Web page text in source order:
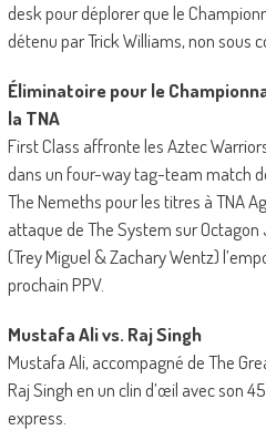
desk pour déplorer que le
détenu par Trick Williams, non sous
Éliminatoire pour le
la TNA
First Class affronte les Aztec
dans un four-way tag-team match
The Nemeths pour les titres à TNA
attaque de The System sur Octagon
(Trey Miguel & Zachary Wentz)
prochain PPV.
Mustafa Ali vs. Raj Singh
Mustafa Ali, accompagné de The
Raj Singh en un clin d’œil avec son
express.